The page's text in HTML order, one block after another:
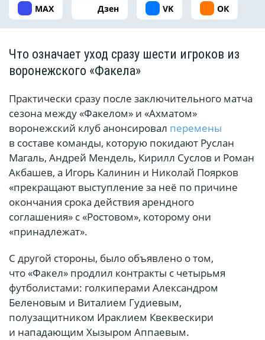
MAX Дзен VK ОК
Что означает уход сразу шести игроков из
воронежского «Факела»
Практически сразу после заключительного матча
сезона между «Факелом» и «Ахматом»
воронежский клуб анонсировал перемены
в составе команды, которую покидают Руслан
Магаль, Андрей Мендель, Кирилл Суслов и Роман
Акбашев, а Игорь Калинин и Николай Поярков
«прекращают выступление за неё по причине
окончания срока действия арендного
соглашения» с «Ростовом», которому они
«принадлежат».
С другой стороны, было объявлено о том,
что «Факел» продлил контракты с четырьмя
футболистами: голкиперами Александром
Беленовым и Виталием Гудиевым,
полузащитником Ираклием Квеквескири
и нападающим Хызыром Аппаевым.